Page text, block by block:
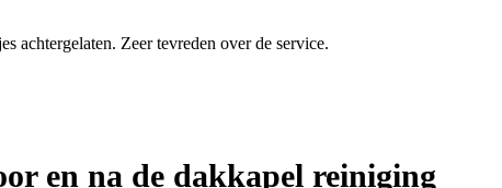
achtergelaten. Zeer tevreden over de service.
en na de dakkapel reiniging